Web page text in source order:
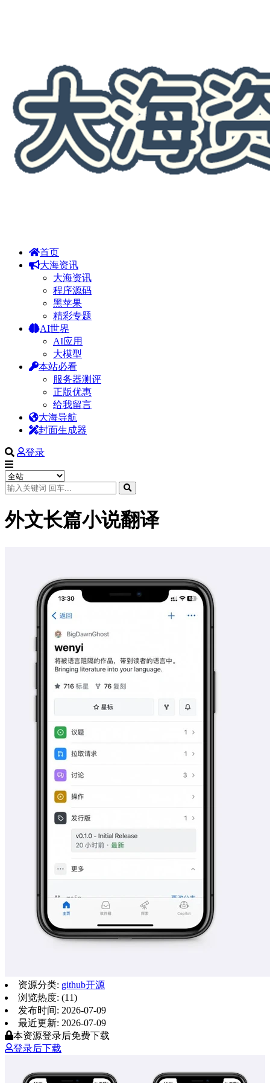
首页
大海资讯
大海资讯
程序源码
黑苹果
精彩专题
AI世界
AI应用
大模型
本站必看
服务器测评
正版优惠
给我留言
大海导航
封面生成器
登录
外文长篇小说翻译
资源分类: github开源
浏览热度: (11)
发布时间: 2026-07-09
最近更新: 2026-07-09
本资源登录后免费下载
登录后下载